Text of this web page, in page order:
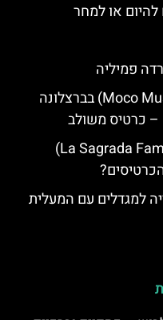
או למחר
פמיליה
כרטיסים למוזיאון מוקו (Moco Museum) בברצלונה
– כרטיס משולב
קתדרלת הסגרדה פמיליה (La Sagrada Familia)
למגדלים עם המעלית